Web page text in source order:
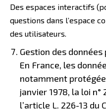
Des espaces interactifs
questions dans l’espace
des utilisateurs.
Gestion des
En France, les
notamment
janvier 1978, la loi
l’article L. 226-13 du